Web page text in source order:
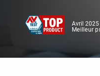
Avril 2025
Meilleur